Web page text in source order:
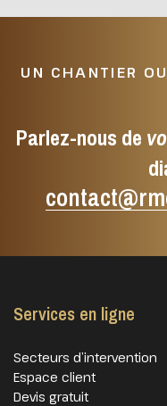
UN CHANTIER
Parlez-nous de
Services en ligne
Secteurs d’intervention
Espace client
Devis gratuit